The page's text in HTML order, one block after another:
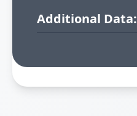
Additional Data: